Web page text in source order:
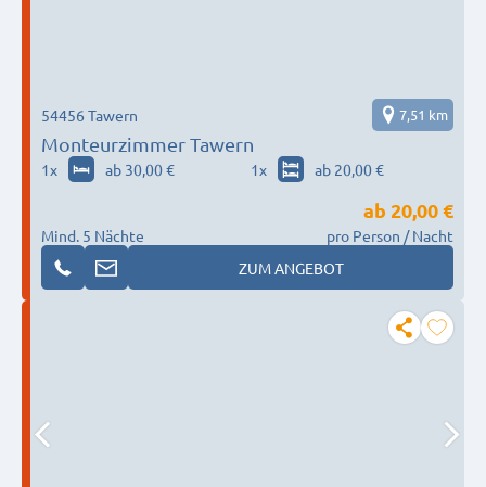
Monteurzimmer Tawern
54456 Tawern 7,51 km
1x ab 30,00 € 1x ab 20,00 €
Mind. 5 Nächte
ab 20,00 €
pro Person / Nacht
ZUM ANGEBOT